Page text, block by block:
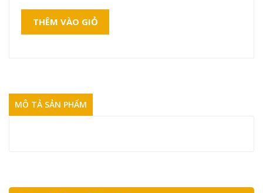
THÊM VÀO GIỎ
MÔ TẢ SẢN PHẨM